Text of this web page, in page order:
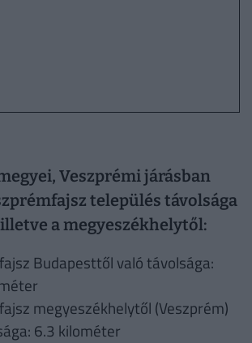
Veszprémi járásban
település távolsága
a megyeszékhelytől:
Budapesttől való távolsága:
megyeszékhelytől (Veszprém)
6.3 kilométer